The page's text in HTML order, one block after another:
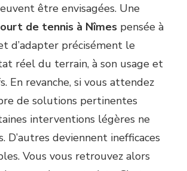
être envisagées. Une
de tennis à Nîmes pensée à
d’adapter précisément le
réel du terrain, à son usage et
En revanche, si vous attendez
de solutions pertinentes
interventions légères ne
D’autres deviennent inefficaces
Vous vous retrouvez alors